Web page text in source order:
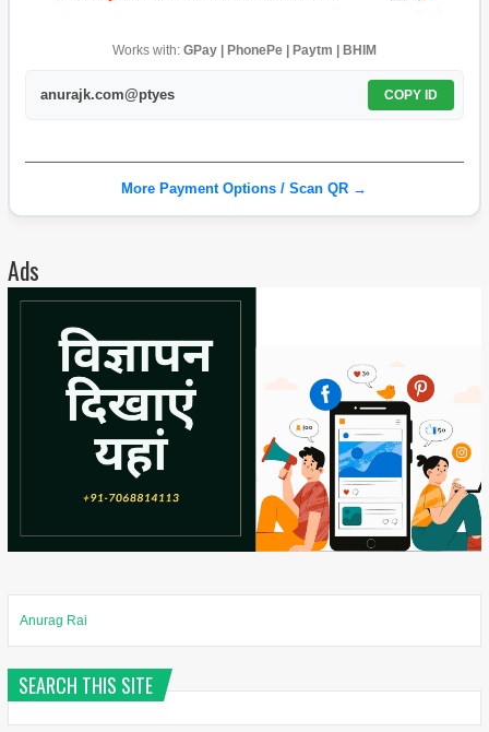
Works with: GPay | PhonePe | Paytm | BHIM
anurajk.com@ptyes COPY ID
More Payment Options / Scan QR →
Ads
Anurag Rai
SEARCH THIS SITE